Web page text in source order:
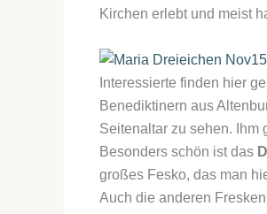
Kirchen erlebt und meist
Interessierte finden hier
Benediktinern aus
Seitenaltar zu sehen. Ihm
Besonders schön ist das
großes Fesko, das man
Auch die anderen